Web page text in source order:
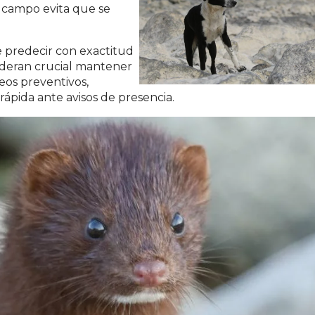
evita que se
predecir con exactitud
crucial mantener
preventivos,
ante avisos de presencia.